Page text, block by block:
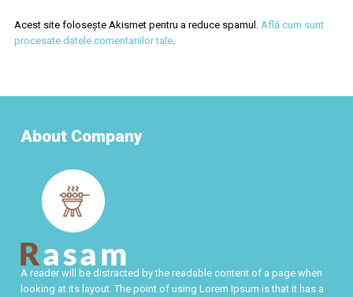
Acest site folosește Akismet pentru a reduce spamul. Află cum sunt
procesate datele comentariilor tale.
About Company
A reader will be distracted by the readable content of a page when
looking at its layout. The point of using Lorem Ipsum is that it has a